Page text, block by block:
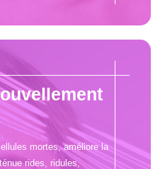
mortes, améliore la
rides, ridules,